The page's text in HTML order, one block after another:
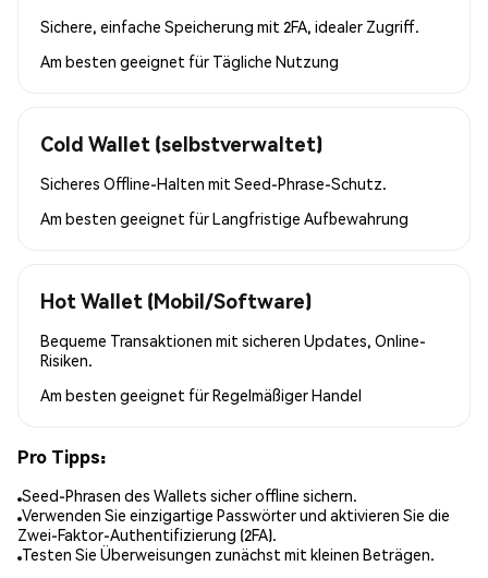
Sichere, einfache Speicherung mit 2FA, idealer Zugriff.
Am besten geeignet für Tägliche Nutzung
Cold Wallet (selbstverwaltet)
Sicheres Offline-Halten mit Seed-Phrase-Schutz.
Am besten geeignet fürLangfristige Aufbewahrung
Hot Wallet (Mobil/Software)
Bequeme Transaktionen mit sicheren Updates, Online-
Risiken.
Am besten geeignet fürRegelmäßiger Handel
Pro Tipps:
Seed-Phrasen des Wallets sicher offline sichern.
Verwenden Sie einzigartige Passwörter und aktivieren Sie die
Zwei-Faktor-Authentifizierung (2FA).
Testen Sie Überweisungen zunächst mit kleinen Beträgen.